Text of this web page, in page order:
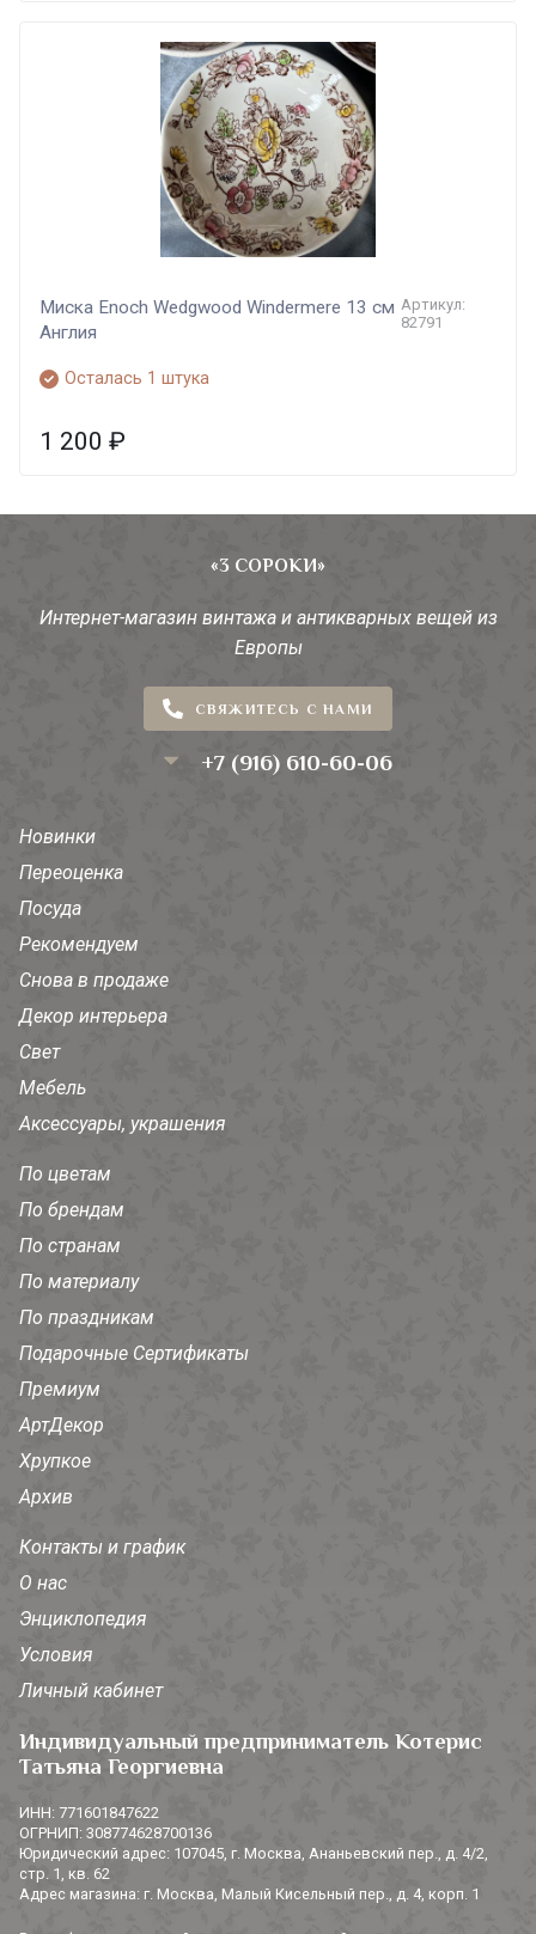
Миска Enoch Wedgwood Windermere 13 см
Англия
Артикул:
82791
Осталась 1 штука
1 200 ₽
«3 СОРОКИ»
Интернет-магазин винтажа и антикварных вещей из
Европы
СВЯЖИТЕСЬ С НАМИ
+7 (916) 610-60-06
Новинки
Переоценка
Посуда
Рекомендуем
Снова в продаже
Декор интерьера
Свет
Мебель
Аксессуары, украшения
По цветам
По брендам
По странам
По материалу
По праздникам
Подарочные Сертификаты
Премиум
АртДекор
Хрупкое
Архив
Контакты и график
О нас
Энциклопедия
Условия
Личный кабинет
Индивидуальный предприниматель Котерис
Татьяна Георгиевна
ИНН: 771601847622
ОГРНИП: 308774628700136
Юридический адрес: 107045, г. Москва, Ананьевский пер., д. 4/2,
стр. 1, кв. 62
Адрес магазина: г. Москва, Малый Кисельный пер., д. 4, корп. 1